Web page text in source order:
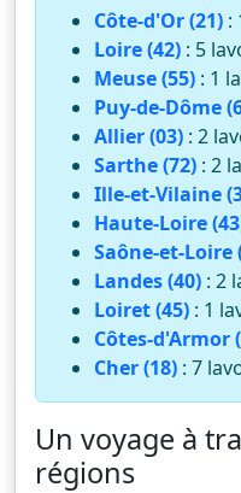
Côte-d'Or (21) :
Loire (42) : 5
Meuse (55) : 1
Puy-de-Dôme
Allier (03) : 2
Sarthe (72) : 2
Ille-et-Vilaine
Haute-Loire
Saône-et-Loire
Landes (40) : 2
Loiret (45) : 1
Côtes-d'Armor
Cher (18) : 7
Un voyage à
régions